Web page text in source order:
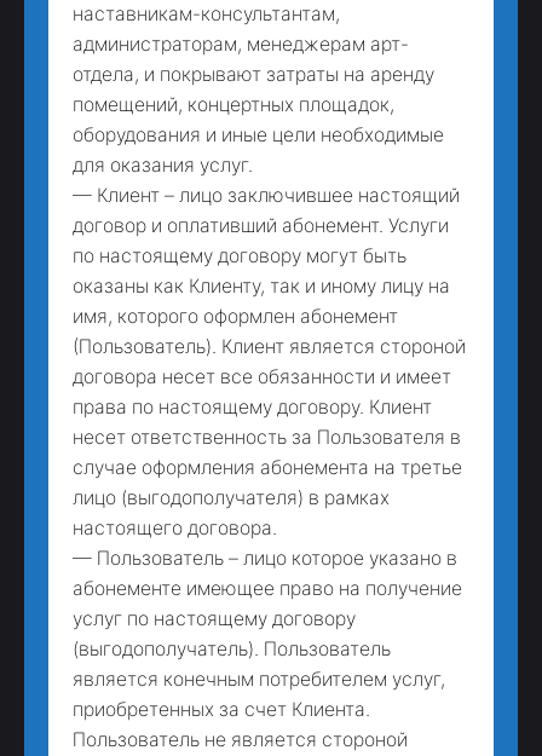
наставникам-консультантам,
администраторам, менеджерам арт-
отдела, и покрывают затраты на аренду
помещений, концертных площадок,
оборудования и иные цели необходимые
для оказания услуг.
— Клиент – лицо заключившее настоящий
договор и оплативший абонемент. Услуги
по настоящему договору могут быть
оказаны как Клиенту, так и иному лицу на
имя, которого оформлен абонемент
(Пользователь). Клиент является стороной
договора несет все обязанности и имеет
права по настоящему договору. Клиент
несет ответственность за Пользователя в
случае оформления абонемента на третье
лицо (выгодополучателя) в рамках
настоящего договора.
— Пользователь – лицо которое указано в
абонементе имеющее право на получение
услуг по настоящему договору
(выгодополучатель). Пользователь
является конечным потребителем услуг,
приобретенных за счет Клиента.
Пользователь не является стороной